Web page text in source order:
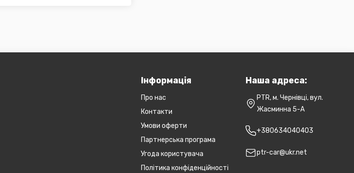
Інформація
Про нас
Контакти
Умови оферти
Партнерська програма
Угода користувача
Політика конфіденційності
Наша адреса:
PTR, м. Чернівці, вул.
Жасминна 5-А
+380634040403
ptr-car@ukr.net